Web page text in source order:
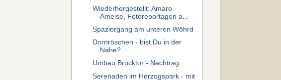
Wiederhergestellt: Amaro
Ameise, Fotoreportagen a...
Spaziergang am unteren Wöhrd
Dornröschen - bist Du in der
Nähe?
Umbau Brücktor - Nachtrag
Serenaden im Herzogspark - mit